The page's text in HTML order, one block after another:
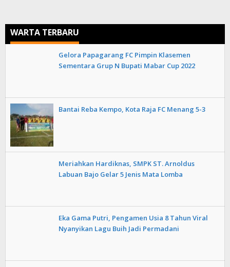
WARTA TERBARU
Gelora Papagarang FC Pimpin Klasemen
Sementara Grup N Bupati Mabar Cup 2022
Bantai Reba Kempo, Kota Raja FC Menang 5-3
Meriahkan Hardiknas, SMPK ST. Arnoldus
Labuan Bajo Gelar 5 Jenis Mata Lomba
Eka Gama Putri, Pengamen Usia 8 Tahun Viral
Nyanyikan Lagu Buih Jadi Permadani